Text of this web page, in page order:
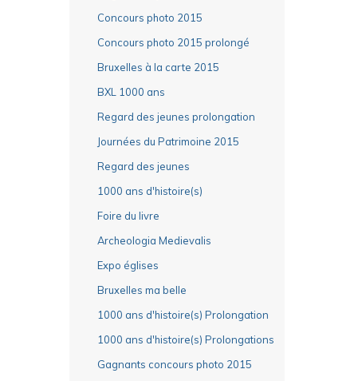
Concours photo 2015
Concours photo 2015 prolongé
Bruxelles à la carte 2015
BXL 1000 ans
Regard des jeunes prolongation
Journées du Patrimoine 2015
Regard des jeunes
1000 ans d'histoire(s)
Foire du livre
Archeologia Medievalis
Expo églises
Bruxelles ma belle
1000 ans d'histoire(s) Prolongation
1000 ans d'histoire(s) Prolongations
Gagnants concours photo 2015